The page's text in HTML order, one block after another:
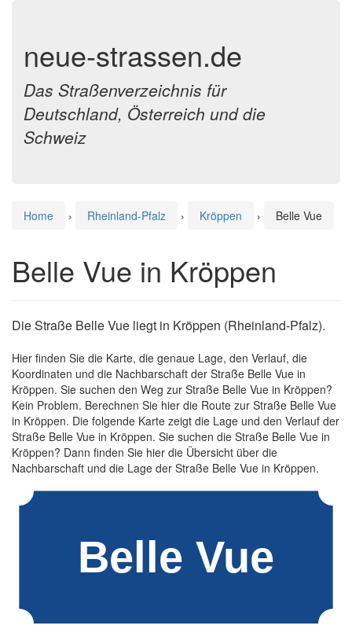
neue-strassen.de
Das Straßenverzeichnis für
Deutschland, Österreich und die
Schweiz
Home › Rheinland-Pfalz › Kröppen › Belle Vue
Belle Vue in Kröppen
Die Straße Belle Vue liegt in Kröppen (Rheinland-Pfalz).
Hier finden Sie die Karte, die genaue Lage, den Verlauf, die
Koordinaten und die Nachbarschaft der Straße Belle Vue in
Kröppen. Sie suchen den Weg zur Straße Belle Vue in Kröppen?
Kein Problem. Berechnen Sie hier die Route zur Straße Belle Vue
in Kröppen. Die folgende Karte zeigt die Lage und den Verlauf der
Straße Belle Vue in Kröppen. Sie suchen die Straße Belle Vue in
Kröppen? Dann finden Sie hier die Übersicht über die
Nachbarschaft und die Lage der Straße Belle Vue in Kröppen.